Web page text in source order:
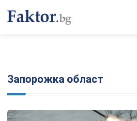
Запорожка област